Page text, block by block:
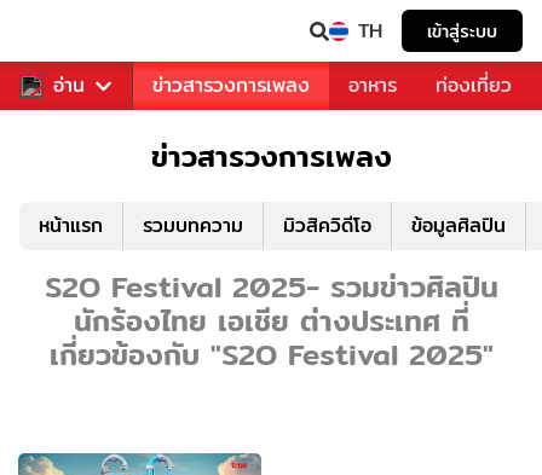
TH เข้าสู่ระบบ
อ่าน
ข่าวบันเทิง ข่าวสารวงการเพลง อาหาร ท่องเที่ยว
ข่าวสารวงการเพลง
หน้าแรก รวมบทความ มิวสิควิดีโอ ข้อมูลศิลปิน
S2O Festival 2025- รวมข่าวศิลปิน
นักร้องไทย เอเชีย ต่างประเทศ ที่
เกี่ยวข้องกับ "S2O Festival 2025"